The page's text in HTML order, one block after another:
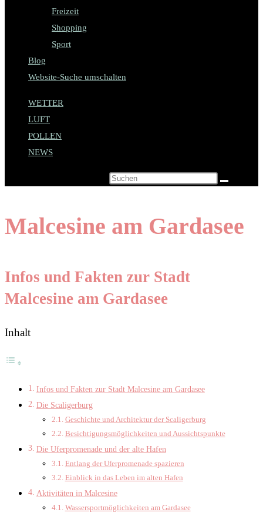
Freizeit
Shopping
Sport
Blog
Website-Suche umschalten
WETTER
LUFT
POLLEN
NEWS
Malcesine am Gardasee
Infos und Fakten zur Stadt
Malcesine am Gardasee
Inhalt
Infos und Fakten zur Stadt Malcesine am Gardasee
Die Scaligerburg
Geschichte und Architektur der Scaligerburg
Besichtigungsmöglichkeiten und Aussichtspunkte
Die Uferpromenade und der alte Hafen
Entlang der Uferpromenade spazieren
Einblick in das Leben im alten Hafen
Aktivitäten in Malcesine
Wassersportmöglichkeiten am Gardasee